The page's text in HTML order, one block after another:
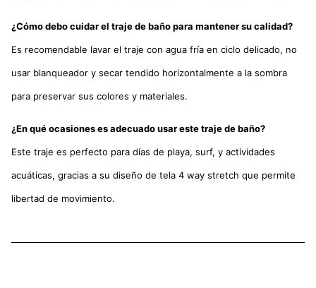
¿Cómo debo cuidar el traje de baño para mantener su calidad?
Es recomendable lavar el traje con agua fría en ciclo delicado, no
usar blanqueador y secar tendido horizontalmente a la sombra
para preservar sus colores y materiales.
¿En qué ocasiones es adecuado usar este traje de baño?
Este traje es perfecto para días de playa, surf, y actividades
acuáticas, gracias a su diseño de tela 4 way stretch que permite
libertad de movimiento.